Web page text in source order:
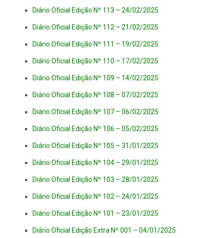
Diário Oficial Edição Nº 113 – 24/02/2025
Diário Oficial Edição Nº 112 – 21/02/2025
Diário Oficial Edição Nº 111 – 19/02/2025
Diário Oficial Edição Nº 110 – 17/02/2025
Diário Oficial Edição Nº 109 – 14/02/2025
Diário Oficial Edição Nº 108 – 07/02/2025
Diário Oficial Edição Nº 107 – 06/02/2025
Diário Oficial Edição Nº 106 – 05/02/2025
Diário Oficial Edição Nº 105 – 31/01/2025
Diário Oficial Edição Nº 104 – 29/01/2025
Diário Oficial Edição Nº 103 – 28/01/2025
Diário Oficial Edição Nº 102 – 24/01/2025
Diário Oficial Edição Nº 101 – 23/01/2025
Diário Oficial Edição Extra Nº 001 – 04/01/2025